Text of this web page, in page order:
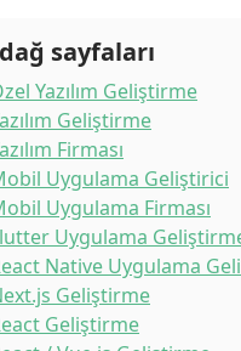
sayfaları
Yazılım Geliştirme
Geliştirme
Firması
Uygulama Geliştirici
Uygulama Firması
Uygulama
Native Uygulama
Geliştirme
Geliştirme